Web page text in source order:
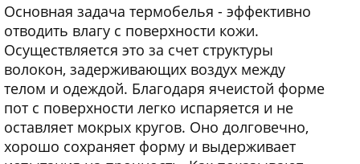
Основная задача термобелья - эффективно
отводить влагу с поверхности кожи.
Осуществляется это за счет структуры
волокон, задерживающих воздух между
телом и одеждой. Благодаря ячеистой форме
пот с поверхности легко испаряется и не
оставляет мокрых кругов. Оно долговечно,
хорошо сохраняет форму и выдерживает